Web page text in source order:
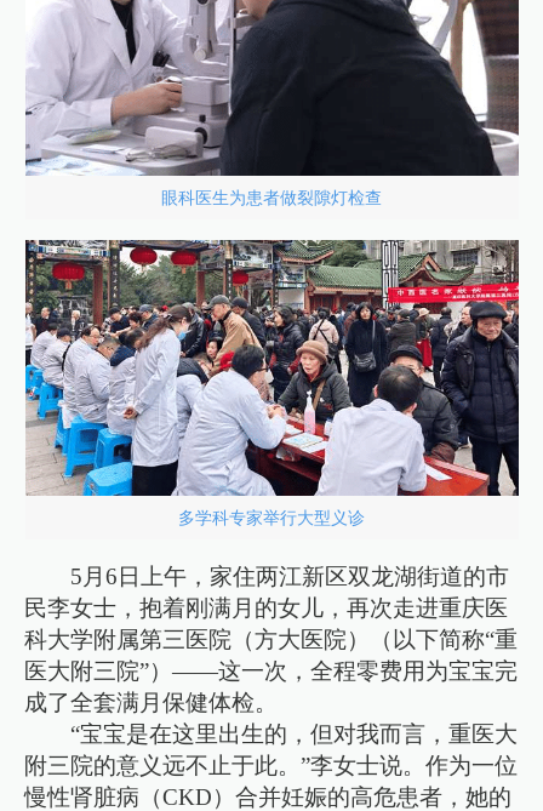
眼科医生为患者做裂隙灯检查
多学科专家举行大型义诊
5月6日上午，家住两江新区双龙湖街道的市
民李女士，抱着刚满月的女儿，再次走进重庆医
科大学附属第三医院（方大医院）（以下简称“重
医大附三院”）——这一次，全程零费用为宝宝完
成了全套满月保健体检。
“宝宝是在这里出生的，但对我而言，重医大
附三院的意义远不止于此。”李女士说。作为一位
慢性肾脏病（CKD）合并妊娠的高危患者，她的